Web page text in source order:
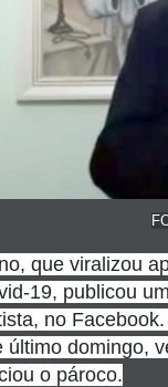
que viralizou
19, publicou
no
último domingo,
o pároco.